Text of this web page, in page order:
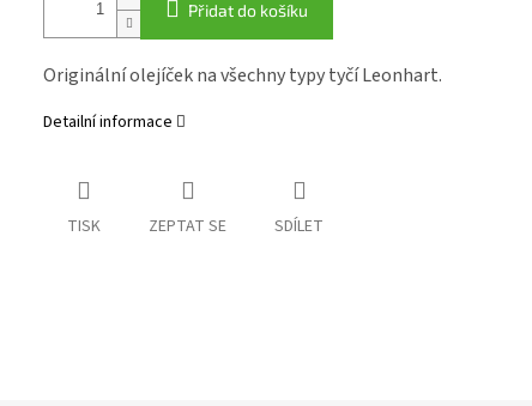
Přidat do košíku
Originální olejíček na všechny typy tyčí Leonhart.
Detailní informace
TISK ZEPTAT SE SDÍLET